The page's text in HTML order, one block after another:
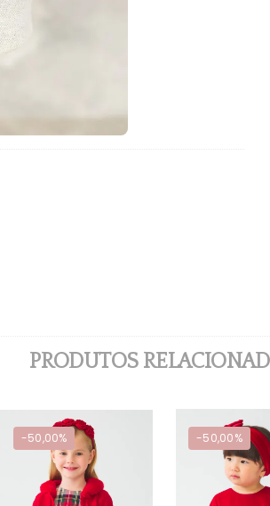
PRODUTOS
-50,00% -50,00%